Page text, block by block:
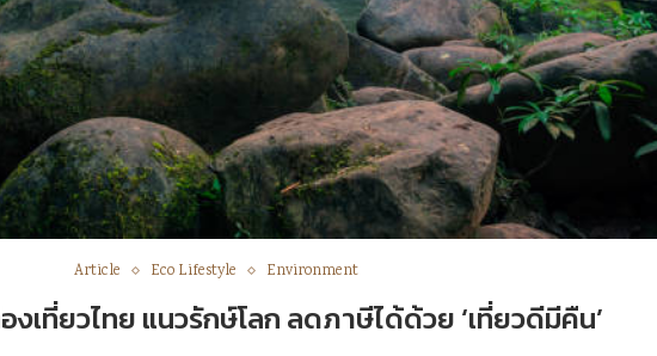
Article Eco Lifestyle Environment
งเที่ยวไทย แนวรักษ์โลก ลดภาษีได้ด้วย ‘เที่ยวดีมีคืน’